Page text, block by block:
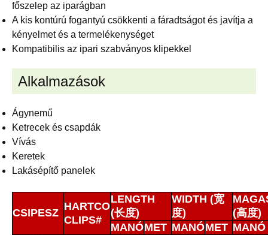
főszelep az iparágban
A kis kontúrú fogantyú csökkenti a fáradtságot és javítja a
kényelmet és a termelékenységet
Kompatibilis az ipari szabványos klipekkel
Alkalmazások
Ágynemű
Ketrecek és csapdák
Vívás
Keretek
Lakásépítő panelek
CSIPESZ
HARTCO
CLIPS#
LENGTH
(长度)
WIDTH (宽
度)
(高度)
MANÓMET MANÓMET MANÓ